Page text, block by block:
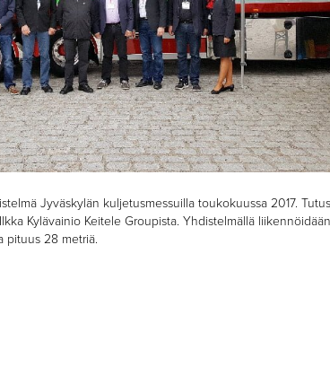
Jyväskylän kuljetusmessuilla toukokuussa 2017.
Kylävainio Keitele Groupista. Yhdistelmällä
pituus 28 metriä.